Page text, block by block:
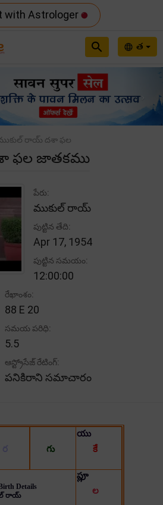
with Astrologer
language త
search
రాయ్ దశా ఫల
ఫల జాతకము
పేరు:
ముకుల్ రాయ్
పుట్టిన తేది:
Apr 17, 1954
పుట్టిన సమయం:
12:00:00
రేఖాంశం:
88 E 20
సమయ పరిధి:
5.5
ఆస్ట్రోసేజ్ రేటింగ్:
పనికిరాని సమాచారం